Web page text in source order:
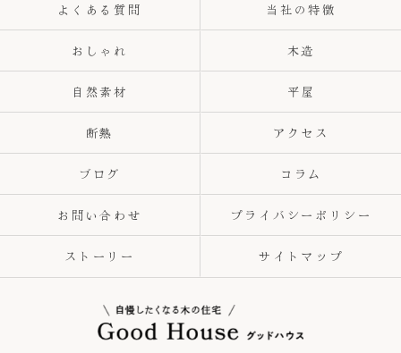
よくある質問 当社の特徴
おしゃれ 木造
自然素材 平屋
断熱 アクセス
ブログ コラム
お問い合わせ プライバシーポリシー
ストーリー サイトマップ